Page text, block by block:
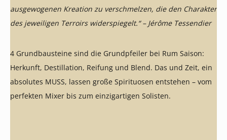
ausgewogenen Kreation zu verschmelzen, die den Charakter
des jeweiligen Terroirs widerspiegelt.“ – Jérôme Tessendier
4 Grundbausteine sind die Grundpfeiler bei Rum Saison:
Herkunft, Destillation, Reifung und Blend. Das und Zeit, ein
absolutes MUSS, lassen große Spirituosen entstehen – vom
perfekten Mixer bis zum einzigartigen Solisten.